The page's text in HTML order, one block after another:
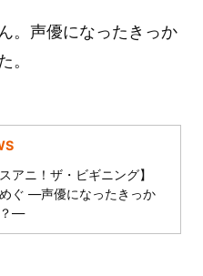
。声優になったきっか
。
スアニ！ザ・ビギニング】
ぐ ―声優になったきっか
？―